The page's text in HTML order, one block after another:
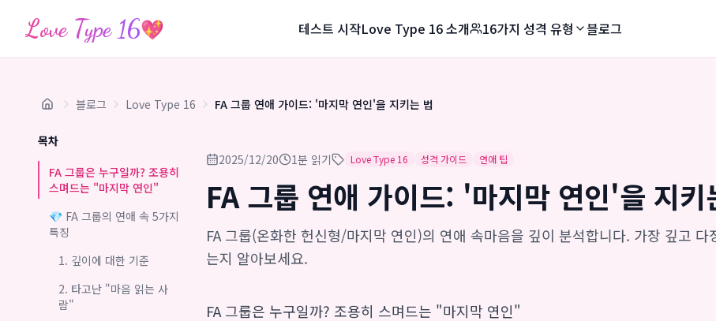
Love Type 16💖 테스트 시작Love Type 16 소개 16가지 성격 유형 블로그
블로그 Love Type 16 FA 그룹 연애 가이드: '마지막 연인'을 지키는 법
목차
FA 그룹은 누구일까? 조용히
스며드는 "마지막 연인"
💎 FA 그룹의 연애 속 5가지
특징
1. 깊이에 대한 기준
2. 타고난 "마음 읽는 사
람"
2025/12/20 1분 읽기 Love Type 16 성격 가이드 연애 팁
FA 그룹 연애 가이드: '마지막 연인'을 지키
FA 그룹(온화한 헌신형/마지막 연인)의 연애 속마음을 깊이 분석합니다. 가장 깊고
는지 알아보세요.
FA 그룹은 누구일까? 조용히 스며드는 "마지막 연인"